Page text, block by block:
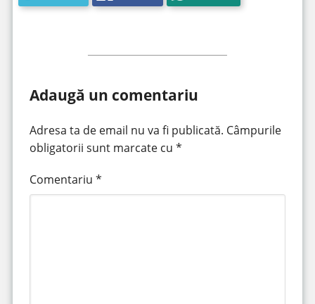
Adaugă un comentariu
Adresa ta de email nu va fi publicată. Câmpurile
obligatorii sunt marcate cu *
Comentariu *